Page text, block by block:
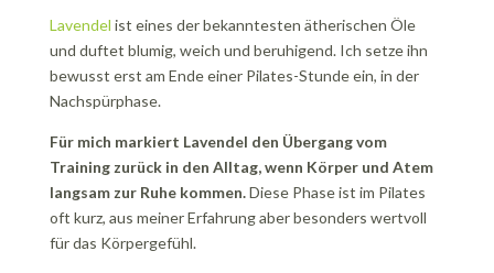
Lavendel ist eines der bekanntesten ätherischen Öle
und duftet blumig, weich und beruhigend. Ich setze ihn
bewusst erst am Ende einer Pilates-Stunde ein, in der
Nachspürphase.
Für mich markiert Lavendel den Übergang vom
Training zurück in den Alltag, wenn Körper und Atem
langsam zur Ruhe kommen.Diese Phase ist im Pilates
oft kurz, aus meiner Erfahrung aber besonders wertvoll
für das Körpergefühl.